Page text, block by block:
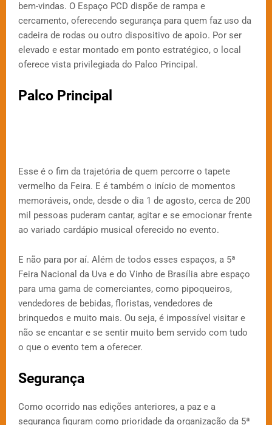
bem-vindas. O Espaço PCD dispõe de rampa e
cercamento, oferecendo segurança para quem faz uso da
cadeira de rodas ou outro dispositivo de apoio. Por ser
elevado e estar montado em ponto estratégico, o local
oferece vista privilegiada do Palco Principal.
Palco Principal
Esse é o fim da trajetória de quem percorre o tapete
vermelho da Feira. E é também o início de momentos
memoráveis, onde, desde o dia 1 de agosto, cerca de 200
mil pessoas puderam cantar, agitar e se emocionar frente
ao variado cardápio musical oferecido no evento.
E não para por aí. Além de todos esses espaços, a 5ª
Feira Nacional da Uva e do Vinho de Brasília abre espaço
para uma gama de comerciantes, como pipoqueiros,
vendedores de bebidas, floristas, vendedores de
brinquedos e muito mais. Ou seja, é impossível visitar e
não se encantar e se sentir muito bem servido com tudo
o que o evento tem a oferecer.
Segurança
Como ocorrido nas edições anteriores, a paz e a
segurança figuram como prioridade da organização da 5ª